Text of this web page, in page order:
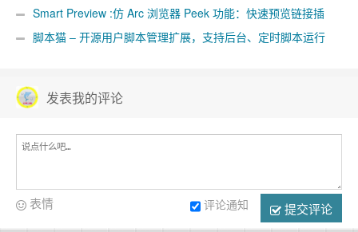
Smart Preview :仿 Arc 浏览器 Peek 功能：快速预览链接插
件 脚本猫 – 开源用户脚本管理扩展，支持后台、定时脚本运行
发表我的评论
提交评论
评论通知
表情